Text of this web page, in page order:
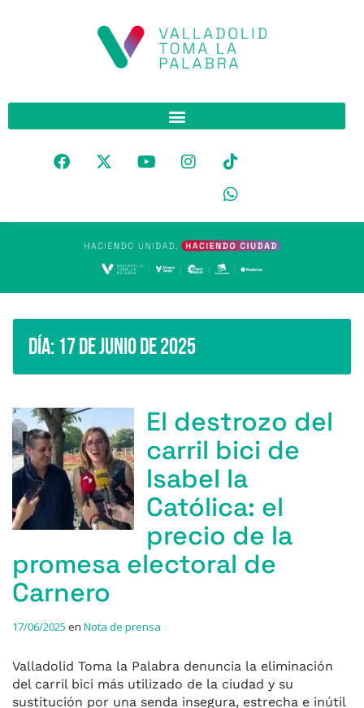
Día: 17 de junio de 2025
El destrozo del
carril bici de
Isabel la
Católica: el
precio de la
promesa electoral de
Carnero
17/06/2025 en Nota de prensa
Valladolid Toma la Palabra denuncia la eliminación
del carril bici más utilizado de la ciudad y su
sustitución por una senda insegura, estrecha e inútil